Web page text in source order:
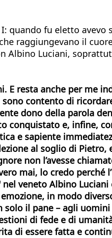
quando fu eletto
raggiungevano il
Luciani,
E resta anche per me
sono contento di
dono della parola
conquistato e, infine,
e sapiente
al soglio di
non l’avesse
mai, lo credo
veneto Albino
in modo
il pane – agli
di fede e di
di essere fatta e